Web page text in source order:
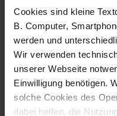
Cookies sind kleine
B. Computer,
werden und
Wir verwenden
unserer Webseite
Einwilligung benötigen.
solche Cookies des
dabei helfen, die
Fotografo: Lorenz
Sternbach
Download